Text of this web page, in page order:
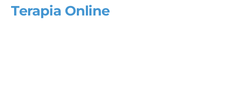
Terapia Online